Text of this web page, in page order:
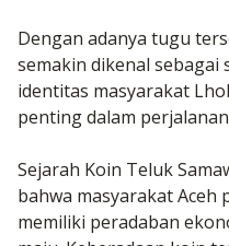
Dengan adanya tugu
semakin dikenal sebagai
identitas masyarakat
penting dalam
Sejarah Koin Teluk
bahwa masyarakat Aceh
memiliki peradaban